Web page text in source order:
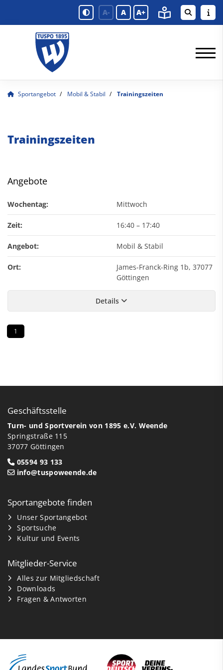
A- A A+
Sportangebot Mobil & Stabil Trainingszeiten
Trainingszeiten
Angebote
Wochentag: Mittwoch
Zeit: 16:40 – 17:40
Angebot: Mobil & Stabil
Ort:
James-Franck-Ring 1b, 37077
Göttingen
Details
1
Geschäftsstelle
Turn- und Sportverein von 1895 e.V. Weende
Springstraße 115
37077 Göttingen
05594 93 133
info@tuspoweende.de
Sportangebote finden
Unser Sportangebot
Sportsuche
Kultur und Events
Mitglieder-Service
Alles zur Mitgliedschaft
Downloads
Fragen & Antworten